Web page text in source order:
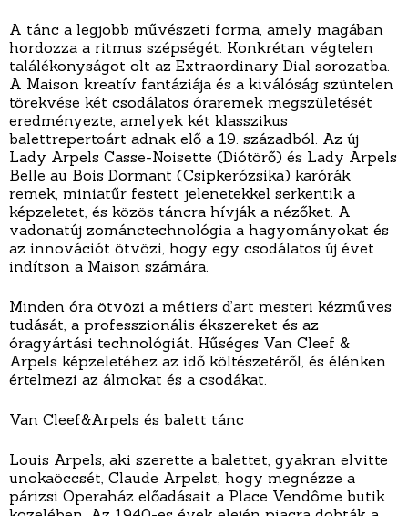
A tánc a legjobb művészeti forma, amely magában
hordozza a ritmus szépségét. Konkrétan végtelen
találékonyságot olt az Extraordinary Dial sorozatba.
A Maison kreatív fantáziája és a kiválóság szüntelen
törekvése két csodálatos óraremek megszületését
eredményezte, amelyek két klasszikus
balettrepertoárt adnak elő a 19. századból. Az új
Lady Arpels Casse-Noisette (Diótörő) és Lady Arpels
Belle au Bois Dormant (Csipkerózsika) karórák
remek, miniatűr festett jelenetekkel serkentik a
képzeletet, és közös táncra hívják a nézőket. A
vadonatúj zománctechnológia a hagyományokat és
az innovációt ötvözi, hogy egy csodálatos új évet
indítson a Maison számára.
Minden óra ötvözi a métiers d’art mesteri kézműves
tudását, a professzionális ékszereket és az
óragyártási technológiát. Hűséges Van Cleef &
Arpels képzeletéhez az idő költészetéről, és élénken
értelmezi az álmokat és a csodákat.
Van Cleef&Arpels és balett tánc
Louis Arpels, aki szerette a balettet, gyakran elvitte
unokaöccsét, Claude Arpelst, hogy megnézze a
párizsi Operaház előadásait a Place Vendôme butik